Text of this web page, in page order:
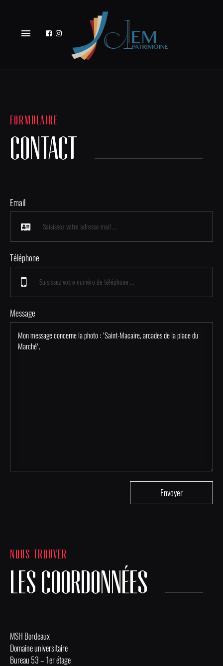
menu
FORMULAIRE
CONTACT
Email
Téléphone
Message
NOUS TROUVER
LES COORDONNÉES
MSH Bordeaux
Domaine universitaire
Bureau 53 – 1er étage